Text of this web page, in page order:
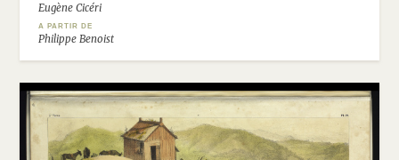
Eugène Cicéri
A PARTIR DE
Philippe Benoist